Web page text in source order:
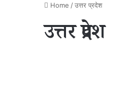
Home /उत्तर प्रदेश
उत्तर प्रदेश